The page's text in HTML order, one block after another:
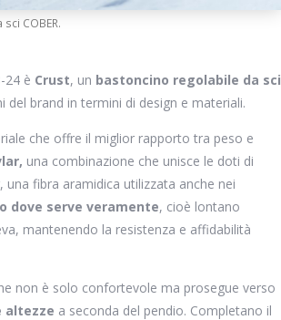
COBER.
24 è Crust, un bastoncino regolabile da sci
del brand in termini di design e materiali.
che offre il miglior rapporto tra peso e
una combinazione che unisce le doti di
fibra aramidica utilizzata anche nei
dove serve veramente, cioè lontano
mantenendo la resistenza e affidabilità
non è solo confortevole ma prosegue verso
altezze a seconda del pendio. Completano il